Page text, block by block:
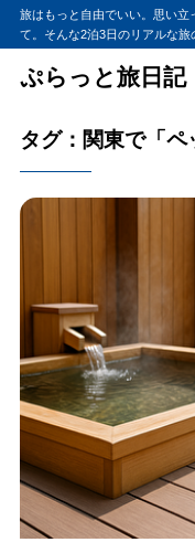
旅はもっと自由でいい。思い立
て。そんな2泊3日のリアルな旅
ぷらっと旅日記
タグ：関東で「ペ